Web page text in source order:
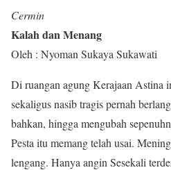
Cermin
Kalah dan Menang
Oleh : Nyoman Sukaya Sukawati
Di ruangan agung Kerajaan Astina
sekaligus nasib tragis pernah
bahkan, hingga mengubah
Pesta itu memang telah usai.
lengang. Hanya angin Sesekali